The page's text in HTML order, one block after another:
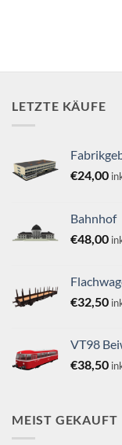
LETZTE KÄUFE
€24,00
Bahnhof
€48,00
€32,50
VT98
€38,50
MEIST GEKAUFT